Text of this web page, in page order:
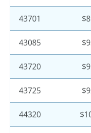
43701
43085
43720
43725
44320